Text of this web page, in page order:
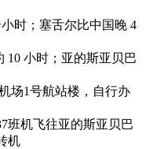
时；塞舌尔比中国晚 4
10 小时；亚的斯亚贝巴
场1号航站楼，自行办
班机飞往亚的斯亚贝巴
机